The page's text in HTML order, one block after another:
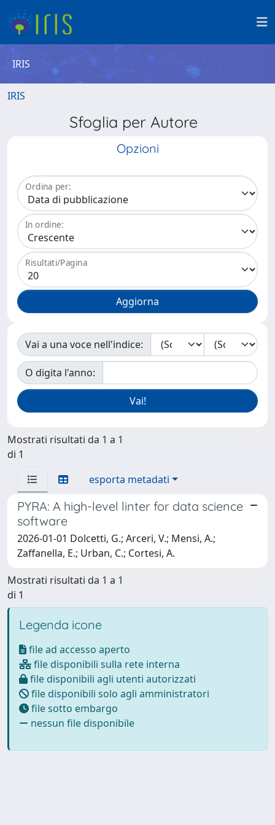
IRIS
IRIS
Sfoglia per Autore
Opzioni
Ordina per:
In ordine:
Risultati/Pagina
Vai a una voce nell'indice:
O digita l'anno:
Mostrati risultati da 1 a 1
di 1
esporta metadati
PYRA: A high-level linter for data science
software
2026-01-01 Dolcetti, G.; Arceri, V.; Mensi, A.;
Zaffanella, E.; Urban, C.; Cortesi, A.
Mostrati risultati da 1 a 1
di 1
Legenda icone
file ad accesso aperto
file disponibili sulla rete interna
file disponibili agli utenti autorizzati
file disponibili solo agli amministratori
file sotto embargo
nessun file disponibile